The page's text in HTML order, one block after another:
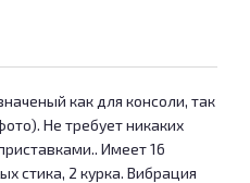
как для консоли, так
Не требует никаких
Имеет 16
стика, 2 курка. Вибрация